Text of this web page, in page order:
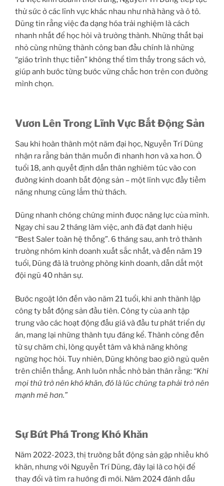
thử sức ở các lĩnh vực khác nhau như nhà hàng và ô tô.
Dũng tin rằng việc đa dạng hóa trải nghiệm là cách
nhanh nhất để học hỏi và trưởng thành. Những thất bại
nhỏ cùng những thành công ban đầu chính là những
“giáo trình thực tiễn” không thể tìm thấy trong sách vở,
giúp anh bước từng bước vững chắc hơn trên con đường
mình chọn.
Vươn Lên Trong Lĩnh Vực Bất Động Sản
Sau khi hoàn thành một năm đại học, Nguyễn Trí Dũng
nhận ra rằng bản thân muốn đi nhanh hơn và xa hơn. Ở
tuổi 18, anh quyết định dấn thân nghiêm túc vào con
đường kinh doanh bất động sản – một lĩnh vực đầy tiềm
năng nhưng cũng lắm thử thách.
Dũng nhanh chóng chứng minh được năng lực của mình.
Ngay chỉ sau 2 tháng làm việc, anh đã đạt danh hiệu
“Best Saler toàn hệ thống”. 6 tháng sau, anh trở thành
trưởng nhóm kinh doanh xuất sắc nhất, và đến năm 19
tuổi, Dũng đã là trưởng phòng kinh doanh, dẫn dắt một
đội ngũ 40 nhân sự.
Bước ngoặt lớn đến vào năm 21 tuổi, khi anh thành lập
công ty bất động sản đầu tiên. Công ty của anh tập
trung vào các hoạt động đấu giá và đầu tư phát triển dự
án, mang lại những thành tựu đáng kể. Thành công đến
từ sự chăm chỉ, lòng quyết tâm và khả năng không
ngừng học hỏi. Tuy nhiên, Dũng không bao giờ ngủ quên
trên chiến thắng. Anh luôn nhắc nhở bản thân rằng: “Khi
mọi thứ trở nên khó khăn, đó là lúc chúng ta phải trở nên
mạnh mẽ hơn.”
Sự Bứt Phá Trong Khó Khăn
Năm 2022-2023, thị trường bất động sản gặp nhiều khó
khăn, nhưng với Nguyễn Trí Dũng, đây lại là cơ hội để
thay đổi và tìm ra hướng đi mới. Năm 2024 đánh dấu